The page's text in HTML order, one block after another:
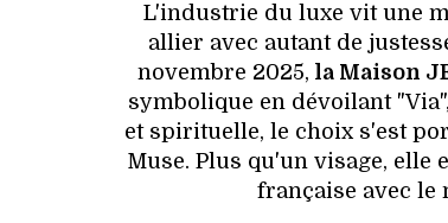
L'industrie du luxe vit une
allier avec autant de
novembre 2025, la Maison
symbolique en dévoilant
et spirituelle, le choix s'est
Muse. Plus qu'un visage, elle
française avec le